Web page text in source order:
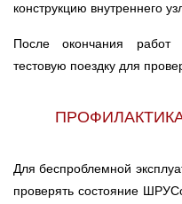
конструкцию внутреннего
После окончания работ
тестовую поездку для
Для беспроблемной
проверять состояние